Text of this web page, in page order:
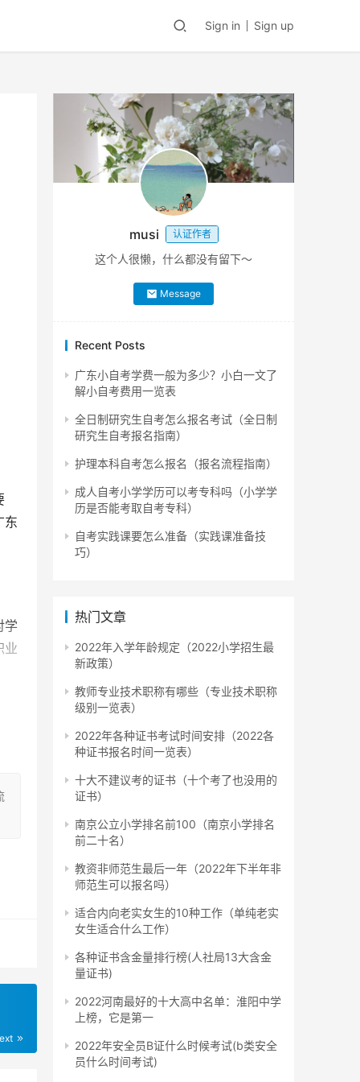
Sign in Sign up
东
学
业
musi 认证作者
这个人很懒，什么都没有留下～
Message
Recent Posts
广东小自考学费一般为多少？小白一文了
解小自考费用一览表
全日制研究生自考怎么报名考试（全日制
研究生自考报名指南）
护理本科自考怎么报名（报名流程指南）
成人自考小学学历可以考专科吗（小学学
历是否能考取自考专科）
自考实践课要怎么准备（实践课准备技
巧）
热门文章
2022年入学年龄规定（2022小学招生最
新政策）
教师专业技术职称有哪些（专业技术职称
级别一览表）
2022年各种证书考试时间安排（2022各
种证书报名时间一览表）
十大不建议考的证书（十个考了也没用的
证书）
南京公立小学排名前100（南京小学排名
前二十名）
教资非师范生最后一年（2022年下半年非
师范生可以报名吗）
适合内向老实女生的10种工作（单纯老实
女生适合什么工作）
各种证书含金量排行榜(人社局13大含金
量证书)
2022河南最好的十大高中名单：淮阳中学
上榜，它是第一
2022年安全员B证什么时候考试(b类安全
员什么时间考试)